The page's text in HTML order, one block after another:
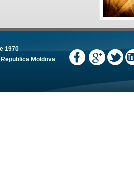
1970
Moldova